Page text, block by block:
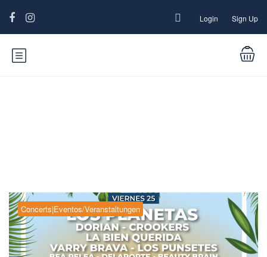
Login Sign Up
Concerts|Eventos/Veranstaltungen